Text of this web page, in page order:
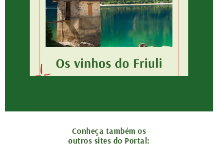
Conheça também os
outros sites do Portal: